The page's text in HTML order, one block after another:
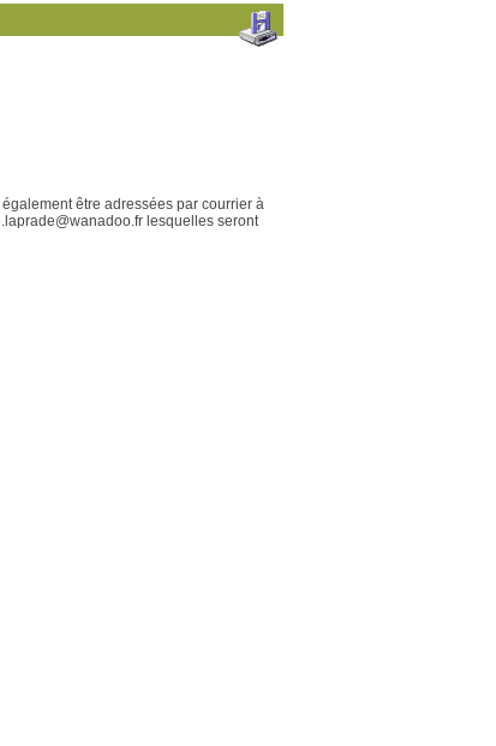
être adressées par courrier à
lesquelles seront